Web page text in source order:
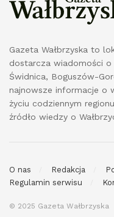
Gazeta Wałbrzyska to
dostarcza wiadomości o
Świdnica, Boguszów-
najnowsze informacje o
życiu codziennym
źródło wiedzy o
O nas Redakcja
Regulamin serwisu
© 2025 Gazeta Wałbrzyska